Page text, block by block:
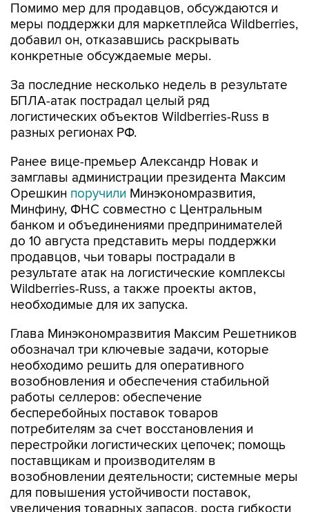
Помимо мер для продавцов, обсуждаются и
меры поддержки для маркетплейса Wildberries,
добавил он, отказавшись раскрывать
конкретные обсуждаемые меры.
За последние несколько недель в результате
БПЛА-атак пострадал целый ряд
логистических объектов Wildberries-Russ в
разных регионах РФ.
Ранее вице-премьер Александр Новак и
замглавы администрации президента Максим
Орешкин поручили Минэкономразвития,
Минфину, ФНС совместно с Центральным
банком и объединениями предпринимателей
до 10 августа представить меры поддержки
продавцов, чьи товары пострадали в
результате атак на логистические комплексы
Wildberries-Russ, а также проекты актов,
необходимые для их запуска.
Глава Минэкономразвития Максим Решетников
обозначал три ключевые задачи, которые
необходимо решить для оперативного
возобновления и обеспечения стабильной
работы селлеров: обеспечение
бесперебойных поставок товаров
потребителям за счет восстановления и
перестройки логистических цепочек; помощь
поставщикам и производителям в
возобновлении деятельности; системные меры
для повышения устойчивости поставок,